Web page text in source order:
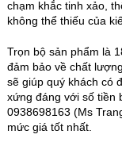
chạm khắc tinh xảo,
không thể thiếu của
Trọn bộ sản phẩm là
đảm bảo về chất
sẽ giúp quý khách có
xứng đáng với số tiền
0938698163 (Ms
mức giá tốt nhất.